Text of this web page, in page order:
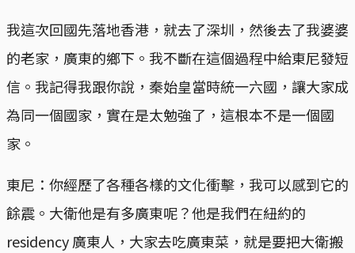
我這次回國先落地香港，就去了深圳，然後去了我婆婆
的老家，廣東的鄉下。我不斷在這個過程中給東尼發短
信。我記得我跟你說，秦始皇當時統一六國，讓大家成
為同一個國家，實在是太勉強了，這根本不是一個國
家。
東尼：你經歷了各種各樣的文化衝擊，我可以感到它的
餘震。大衛他是有多廣東呢？他是我們在紐約的
residency 廣東人，大家去吃廣東菜，就是要把大衛搬